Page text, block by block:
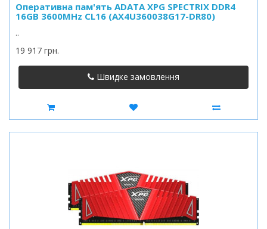
Оперативна пам'ять ADATA XPG SPECTRIX DDR4
16GB 3600MHz CL16 (AX4U360038G17-DR80)
..
19 917 грн.
Швидке замовлення